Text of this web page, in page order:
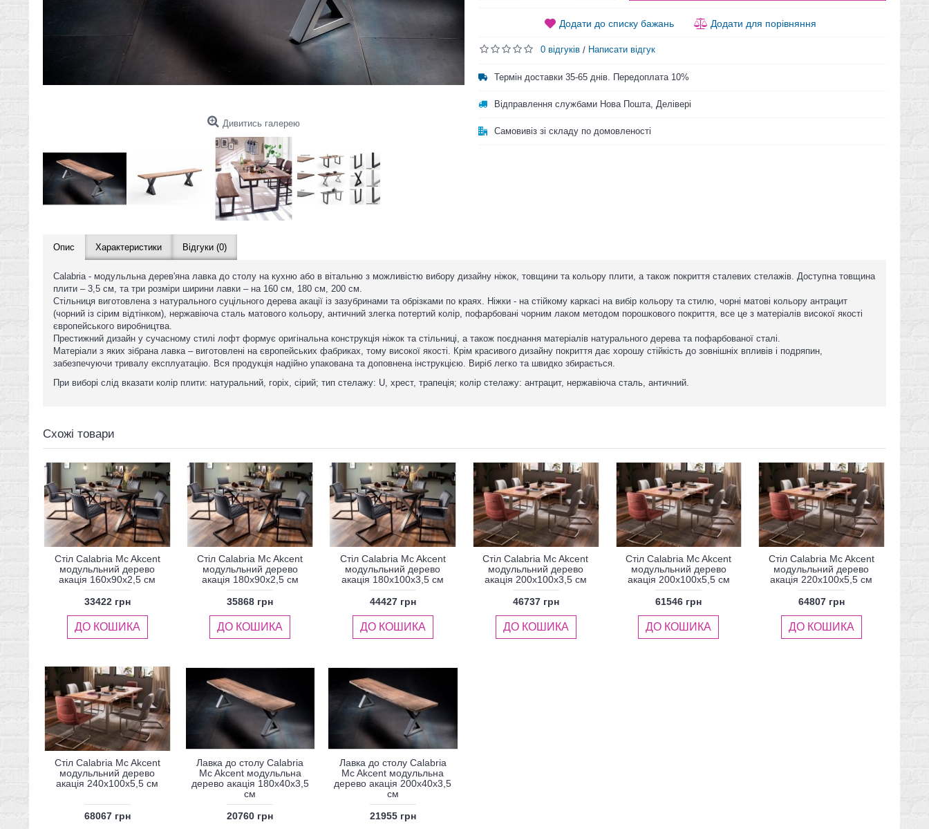
Дивитись галерею
Додати до списку бажань Додати для порівняння
0 відгуків / Написати відгук
Термін доставки 35-65 днів. Передоплата 10%
Відправлення службами Нова Пошта, Делівері
Самовивіз зі складу по домовленості
Опис Характеристики Відгуки (0)
Calabria - модульльна дерев'яна лавка до столу на кухню або в вітальню з можливістю вибору дизайну ніжок, товщини та кольору плити, а також покриття сталевих стелажів. Доступна товщина
плити – 3,5 см, та три розміри ширини лавки – на 160 см, 180 см, 200 см.
Стільниця виготовлена з натурального суцільного дерева акації із зазубринами та обрізками по краях. Ніжки - на стійкому каркасі на вибір кольору та стилю, чорні матові кольору антрацит
(чорний із сірим відтінком), нержавіюча сталь матового кольору, античний злегка потертий колір, пофарбовані чорним лаком методом порошкового покриття, все це з матеріалів високої якості
європейського виробництва.
Престижний дизайн у сучасному стилі лофт формує оригінальна конструкція ніжок та стільниці, а також поєднання матеріалів натурального дерева та пофарбованої сталі.
Матеріали з яких зібрана лавка – виготовлені на європейських фабриках, тому високої якості. Крім красивого дизайну покриття дає хорошу стійкість до зовнішніх впливів і подряпин,
забезпечуючи тривалу експлуатацію. Вся продукція надійно упакована та доповнена інструкцією. Виріб легко та швидко збирається.
При виборі слід вказати колір плити: натуральний, горіх, сірий; тип стелажу: U, хрест, трапеція; колір стелажу: антрацит, нержавіюча сталь, античний.
Схожі товари
Стіл Calabria Mc Akcent
модульльний дерево
акація 160x90x2,5 см
33422 грн
ДО КОШИКА
Стіл Calabria Mc Akcent
модульльний дерево
акація 180x90x2,5 см
35868 грн
ДО КОШИКА
Стіл Calabria Mc Akcent
модульльний дерево
акація 180x100x3,5 см
44427 грн
ДО КОШИКА
Стіл Calabria Mc Akcent
модульльний дерево
акація 200x100x3,5 см
46737 грн
ДО КОШИКА
Стіл Calabria Mc Akcent
модульльний дерево
акація 200x100x5,5 см
61546 грн
ДО КОШИКА
Стіл Calabria Mc Akcent
модульльний дерево
акація 220x100x5,5 см
64807 грн
ДО КОШИКА
Стіл Calabria Mc Akcent
модульльний дерево
акація 240x100x5,5 см
68067 грн
Лавка до столу Calabria
Mc Akcent модульльна
дерево акація 180x40x3,5
см
20760 грн
Лавка до столу Calabria
Mc Akcent модульльна
дерево акація 200x40x3,5
см
21955 грн